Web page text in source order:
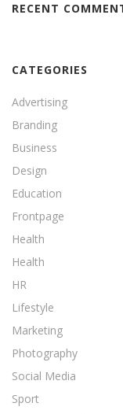
RECENT
CATEGORIES
Advertising
Branding
Business
Design
Education
Frontpage
Health
Health
HR
Lifestyle
Marketing
Photography
Social Media
Sport